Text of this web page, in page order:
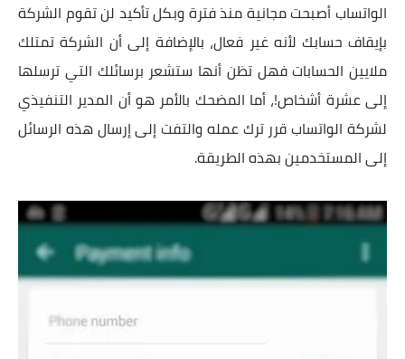
الواتساب أصبحت مجانية منذ فترة وبكل تأكيد لن تقوم الشركة
بإيقاف حسابك لأنه غير فعال، بالإضافة إلى أن الشركة تمتلك
ملايين الحسابات فهل تظن أنها ستشعر برسائلك التي ترسلها
إلى عشرة أشخاص!، أما المضحك بالأمر هو أن المدير التنفيذي
لشركة الواتساب قرر ترك عمله والتفت إلى إرسال هذه الرسائل
إلى المستخدمين بهذه الطريقة.